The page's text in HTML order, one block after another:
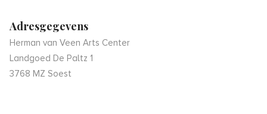
Adresgegevens
Herman van Veen Arts Center
Landgoed De Paltz 1
3768 MZ Soest